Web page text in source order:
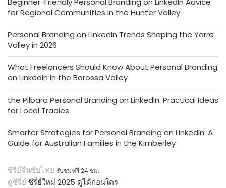
for Regional Communities in the Hunter Valley
Personal Branding on LinkedIn Trends Shaping the Yarra
Valley in 2026
What Freelancers Should Know About Personal Branding
on LinkedIn in the Barossa Valley
the Pilbara Personal Branding on LinkedIn: Practical Ideas
for Local Tradies
Smarter Strategies for Personal Branding on LinkedIn: A
Guide for Australian Families in the Kimberley
ซีรีย์จีนซับไทย รับชมฟรี 24 ชม.
ดูซีรี่ย์ ซีรี่ย์ใหม่ 2025 ดูได้ก่อนใคร